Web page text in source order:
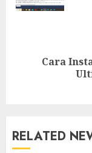
Cara
RELATED